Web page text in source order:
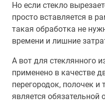
Но если стекло
просто вставляется в
такая обработка не
времени и лишние
А вот для стеклянного
применено в качестве
перегородок, полочек и
является обязательной